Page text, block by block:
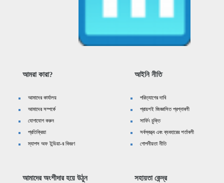
আমরা কারা?
আমাদের কার্যালয়
আমাদের সম্পর্কে
যোগাযোগ করুন
প্রতিক্রিয়া
ম্যাপস অফ ইন্ডিয়া-র বিবরণ
আইনি নীতি
পরিত্যাগের দাবি
প্রায়শই জিজ্ঞাসিত প্রশ্নাবলী
সার্ফিং চুক্তি
সর্বস্বত্ত্ব এবং ব্যবহারের শর্তাবলী
গোপনীয়তা নীতি
আমাদের অংশীদার হয়ে উঠুন সহায়তা কেন্দ্র